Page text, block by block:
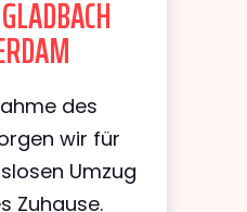
des
wir für
Umzug
Zuhause.